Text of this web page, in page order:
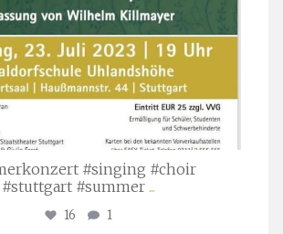
#singing #choir
#stuttgart #summer ...
16 1